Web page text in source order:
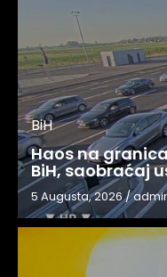
BiH
Haos na
BiH, saobraćaj
5 Augusta, 2026/